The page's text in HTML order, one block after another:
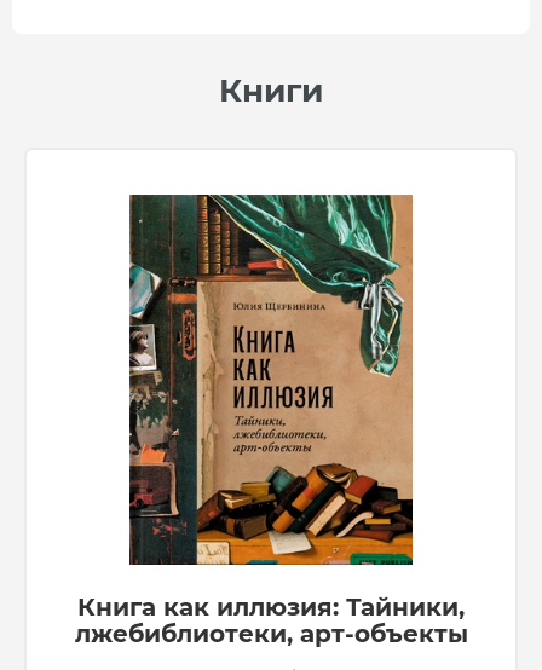
Книги
Книга как иллюзия: Тайники,
лжебиблиотеки, арт-объекты